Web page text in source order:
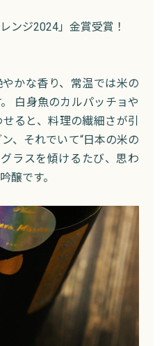
ンジ2024」金賞受賞！
かな香り、常温では米の
白身魚のカルパッチョや
ると、料理の繊細さが引
、それでいて“日本の米の
ラスを傾けるたび、思わ
醸です。